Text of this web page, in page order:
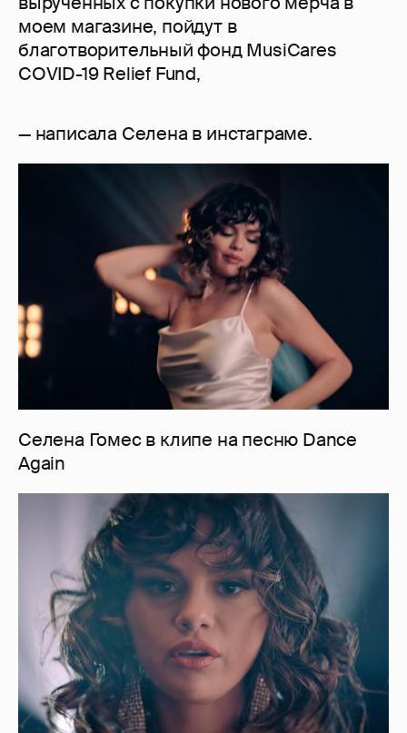
моем магазине, пойдут в
благотворительный фонд MusiCares
COVID-19 Relief Fund,
— написала Селена в инстаграме.
Селена Гомес в клипе на песню Dance
Again